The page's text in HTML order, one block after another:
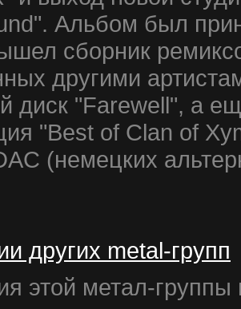
Альбом был
сборник
другими
диск "Farewell", а
"Best of Clan of
(немецких
других metal-групп
этой метал-группы